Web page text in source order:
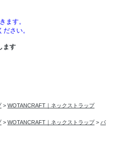
ます。
さい。
ます
> WOTANCRAFT｜ネックストラップ
> WOTANCRAFT｜ネックストラップ> パ